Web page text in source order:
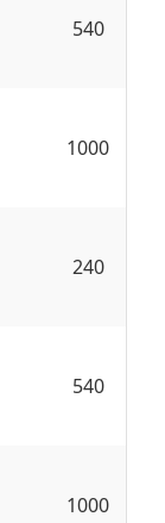
540
1000
240
540
1000